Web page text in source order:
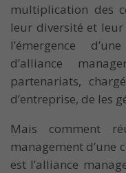
multiplication des
leur diversité et
l’émergence
d’alliance
partenariats,
d’entreprise, de les
Mais comment
management d’une
est l’alliance